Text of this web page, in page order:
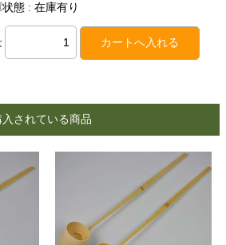
態 : 在庫有り
されている商品